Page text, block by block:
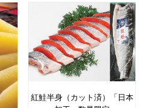
紅鮭半身（カット済）「日本